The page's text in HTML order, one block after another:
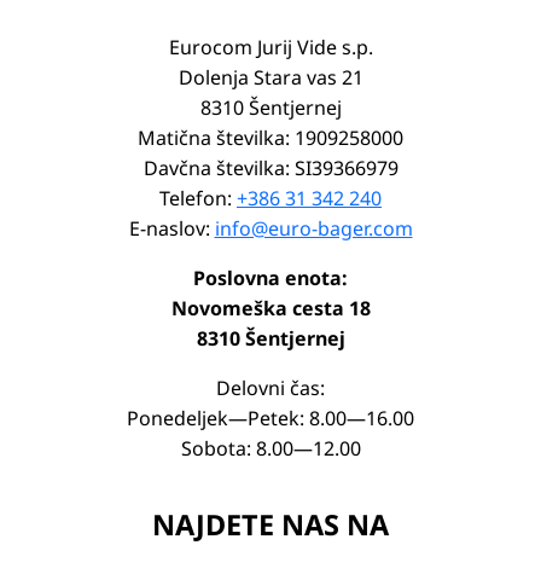
Eurocom Jurij Vide s.p.
Dolenja Stara vas 21
8310 Šentjernej
Matična številka: 1909258000
Davčna številka: SI39366979
Telefon: +386 31 342 240
E-naslov: info@euro-bager.com
Poslovna enota:
Novomeška cesta 18
8310 Šentjernej
Delovni čas:
Ponedeljek—Petek: 8.00—16.00
Sobota: 8.00—12.00
NAJDETE NAS NA